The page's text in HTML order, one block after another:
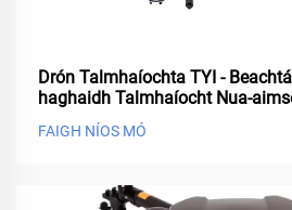
Drón Talmhaíochta TYI -
haghaidh Talmhaíocht Nua-
FAIGH NÍOS MÓ